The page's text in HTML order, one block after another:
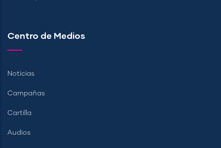
Centro de Medios
Noticias
Campañas
Cartilla
Audios